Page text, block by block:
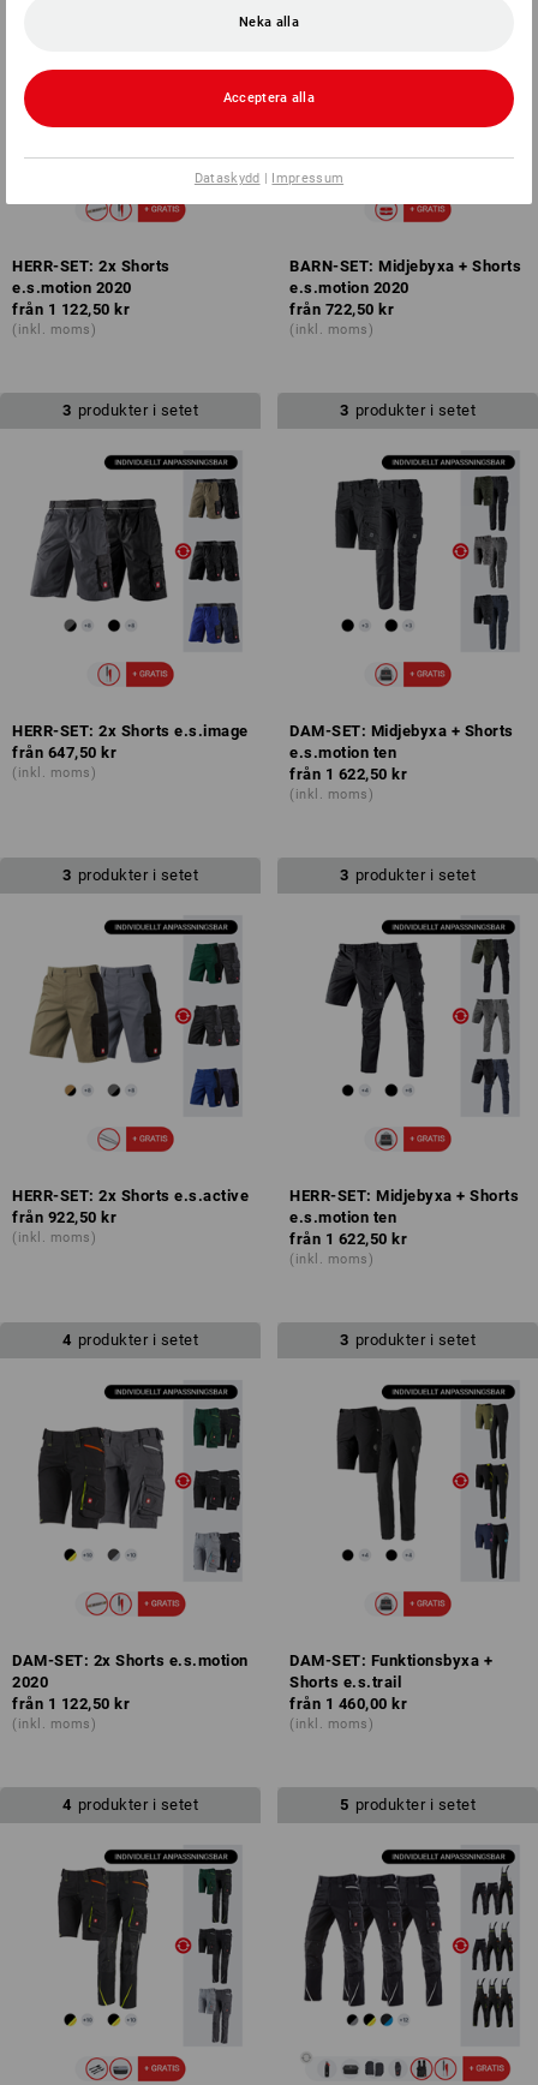
HERR-SET: 2x Shorts
e.s.motion 2020
från 1 122,50 kr
(inkl. moms)
BARN-SET: Midjebyxa + Shorts
e.s.motion 2020
från 722,50 kr
(inkl. moms)
3 produkter i setet
HERR-SET: 2x Shorts e.s.image
från 647,50 kr
(inkl. moms)
3 produkter i setet
DAM-SET: Midjebyxa + Shorts
e.s.motion ten
från 1 622,50 kr
(inkl. moms)
3 produkter i setet
HERR-SET: 2x Shorts e.s.active
från 922,50 kr
(inkl. moms)
3 produkter i setet
HERR-SET: Midjebyxa + Shorts
e.s.motion ten
från 1 622,50 kr
(inkl. moms)
4 produkter i setet
DAM-SET: 2x Shorts e.s.motion
2020
från 1 122,50 kr
(inkl. moms)
3 produkter i setet
DAM-SET: Funktionsbyxa +
Shorts e.s.trail
från 1 460,00 kr
(inkl. moms)
4 produkter i setet 5 produkter i setet
Neka alla
Acceptera alla
Dataskydd | Impressum